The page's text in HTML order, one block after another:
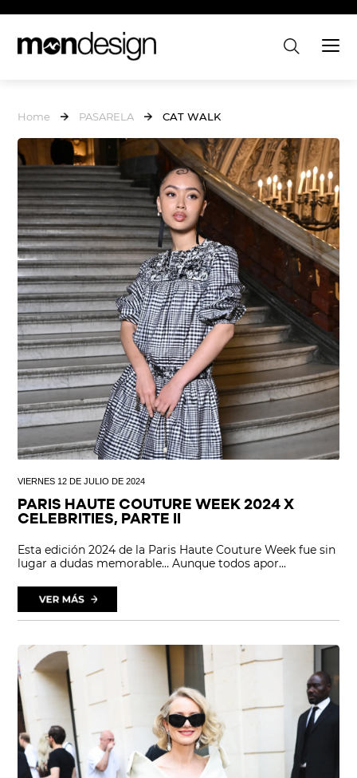
Home PASARELA CAT WALK
VIERNES 12 DE JULIO DE 2024
PARIS HAUTE COUTURE WEEK 2024 X
CELEBRITIES, PARTE II
Esta edición 2024 de la Paris Haute Couture Week fue sin
lugar a dudas memorable… Aunque todos apor...